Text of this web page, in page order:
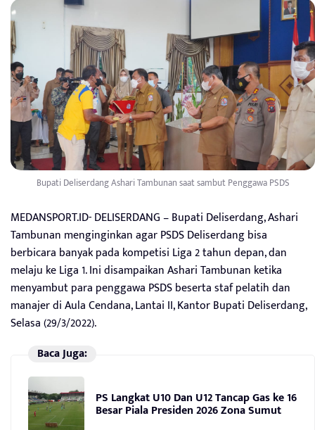
Bupati Deliserdang Ashari Tambunan saat sambut Penggawa PSDS
MEDANSPORT.ID- DELISERDANG – Bupati Deliserdang, Ashari
Tambunan menginginkan agar PSDS Deliserdang bisa
berbicara banyak pada kompetisi Liga 2 tahun depan, dan
melaju ke Liga 1. Ini disampaikan Ashari Tambunan ketika
menyambut para penggawa PSDS beserta staf pelatih dan
manajer di Aula Cendana, Lantai II, Kantor Bupati Deliserdang,
Selasa (29/3/2022).
Baca Juga:
PS Langkat U10 Dan U12 Tancap Gas ke 16
Besar Piala Presiden 2026 Zona Sumut